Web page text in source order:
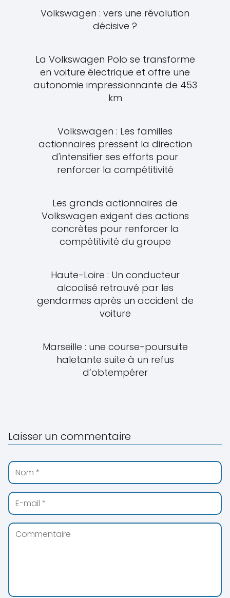
Volkswagen : vers une révolution
décisive ?
La Volkswagen Polo se transforme
en voiture électrique et offre une
autonomie impressionnante de 453
km
Volkswagen : Les familles
actionnaires pressent la direction
d'intensifier ses efforts pour
renforcer la compétitivité
Les grands actionnaires de
Volkswagen exigent des actions
concrètes pour renforcer la
compétitivité du groupe
Haute-Loire : Un conducteur
alcoolisé retrouvé par les
gendarmes après un accident de
voiture
Marseille : une course-poursuite
haletante suite à un refus
d’obtempérer
Laisser un commentaire